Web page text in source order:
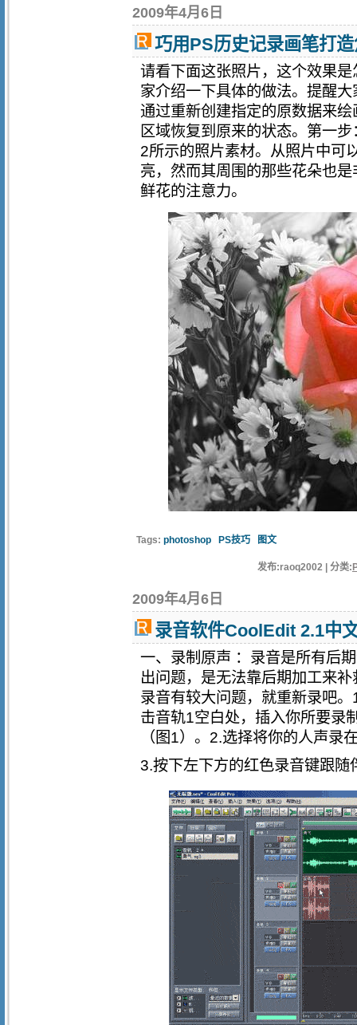
2009年4月6日
巧用PS历史记录画笔打
请看下面这张照片，这个效果
家介绍一下具体的做法。提醒
通过重新创建指定的原数据来
区域恢复到原来的状态。第一
2所示的照片素材。从照片中可
亮，然而其周围的那些花朵也
鲜花的注意力。
Tags: photoshop PS技巧 图文
发布:raoq2002 | 分类:
2009年4月6日
录音软件CoolEdit 2.1中
一、录制原声 ：录音是所有后
出问题，是无法靠后期加工来
录音有较大问题，就重新录吧
击音轨1空白处，插入你所要录
（图1）。2.选择将你的人声录
3.按下左下方的红色录音键跟